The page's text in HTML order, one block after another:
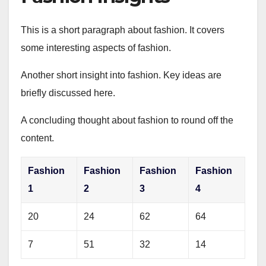
This is a short paragraph about fashion. It covers
some interesting aspects of fashion.
Another short insight into fashion. Key ideas are
briefly discussed here.
A concluding thought about fashion to round off the
content.
Fashion
1
Fashion
2
Fashion
3
Fashion
4
20 24 62 64
7 51 32 14